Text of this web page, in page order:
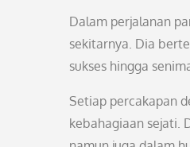
Dalam perjalanan
sekitarnya. Dia
sukses hingga
Setiap percakapan
kebahagiaan sejati.